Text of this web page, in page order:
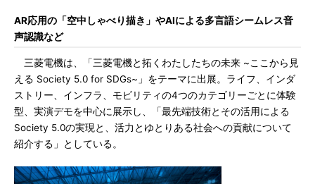
AR応用の「空中しゃべり描き」やAIによる多言語シームレス音
声認識など
三菱電機は、「三菱電機と拓くわたしたちの未来 ~ここから見
える Society 5.0 for SDGs~」をテーマに出展。ライフ、インダ
ストリー、インフラ、モビリティの4つのカテゴリーごとに体験
型、実演デモを中心に展示し、「最先端技術とその活用による
Society 5.0の実現と、活力とゆとりある社会への貢献について
紹介する」としている。